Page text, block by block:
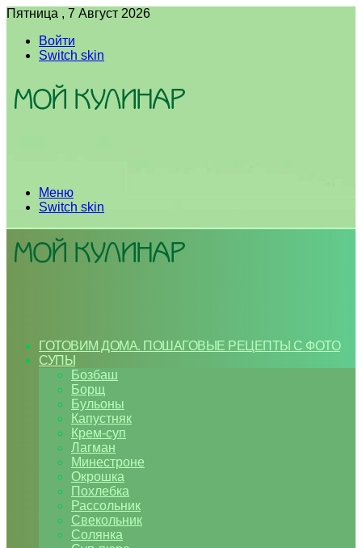
Пятница , 7 Август 2026
Войти
Switch skin
Меню
Switch skin
ГОТОВИМ ДОМА. ПОШАГОВЫЕ РЕЦЕПТЫ С ФОТО
СУПЫ
Бозбаш
Борщ
Бульоны
Капустняк
Крем-суп
Лагман
Минестроне
Окрошка
Похлебка
Рассольник
Свекольник
Солянка